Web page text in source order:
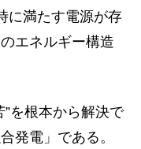
に満たす電源が存
エネルギー構造
を根本から解決で
発電」である。